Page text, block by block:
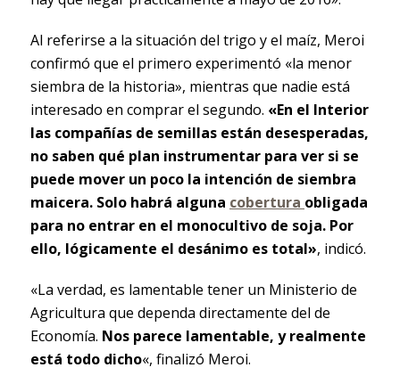
Al referirse a la situación del trigo y el maíz, Meroi
confirmó que el primero experimentó «la menor
siembra de la historia», mientras que nadie está
interesado en comprar el segundo. «En el Interior
las compañías de semillas están desesperadas,
no saben qué plan instrumentar para ver si se
puede mover un poco la intención de siembra
maicera. Solo habrá alguna cobertura obligada
para no entrar en el monocultivo de soja. Por
ello, lógicamente el desánimo es total», indicó.
«La verdad, es lamentable tener un Ministerio de
Agricultura que dependa directamente del de
Economía. Nos parece lamentable, y realmente
está todo dicho«, finalizó Meroi.